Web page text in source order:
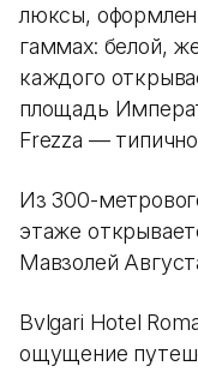
люксы,
гаммах: белой,
каждого
площадь
Frezza —
Из 300-
этаже
Мавзолей
Bvlgari Hotel
ощущение